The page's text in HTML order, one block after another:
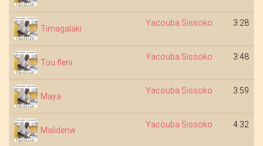
Timagalaki
Yacouba Sissoko 3:28
Tou fleni
Yacouba Sissoko 3:48
Maya
Yacouba Sissoko 3:59
Malidenw
Yacouba Sissoko 4:32